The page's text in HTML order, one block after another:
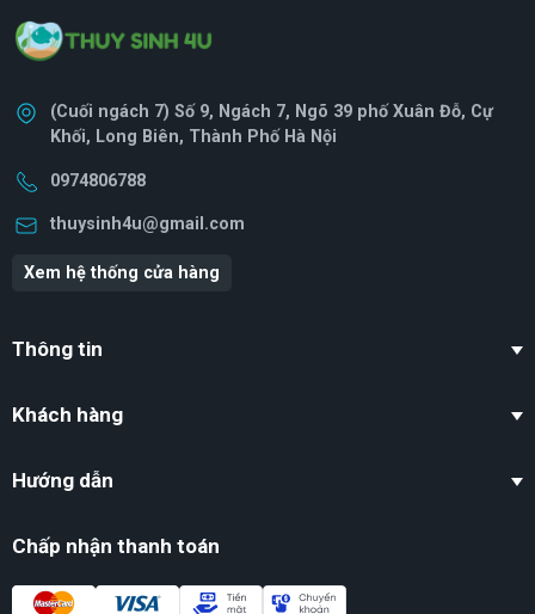
(Cuối ngách 7) Số 9, Ngách 7, Ngõ 39 phố Xuân Đỗ, Cự
Khối, Long Biên, Thành Phố Hà Nội
0974806788
thuysinh4u@gmail.com
Xem hệ thống cửa hàng
Thông tin
Khách hàng
Hướng dẫn
Chấp nhận thanh toán